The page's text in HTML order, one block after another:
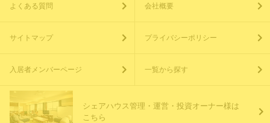
よくある質問 会社概要
サイトマップ プライバシーポリシー
入居者メンバーページ 一覧から探す
シェアハウス管理・運営・投資オーナー様は
こちら